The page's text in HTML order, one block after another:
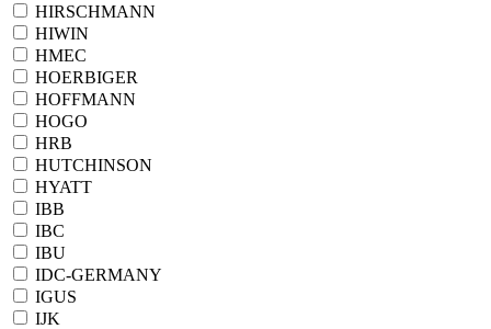
HIRSCHMANN
HIWIN
HMEC
HOERBIGER
HOFFMANN
HOGO
HRB
HUTCHINSON
HYATT
IBB
IBC
IBU
IDC-GERMANY
IGUS
IJK